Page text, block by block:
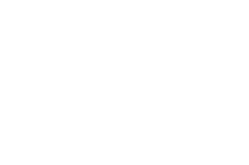
Notă: sesizarea nu reprezintă
autorul sesizării. Informația
persoana vizată este în drept
platformă și o va trata în